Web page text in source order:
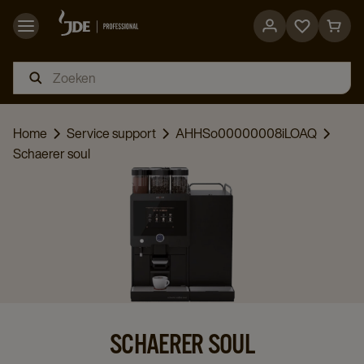
Go
page
Go
page
Home Service support
AHHSo00000008iLOAQ
Schaerer soul
SCHAERER SOUL